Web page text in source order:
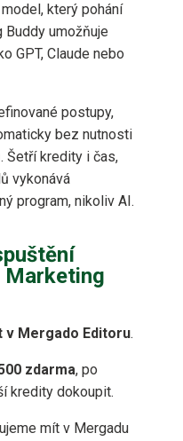
který pohání
umožňuje
GPT, Claude nebo
postupy,
bez nutnosti
Šetří kredity i čas,
vykonává
program, nikoliv AI.
v Mergado Editoru.
zdarma, po
kredity dokoupit.
mít v Mergadu